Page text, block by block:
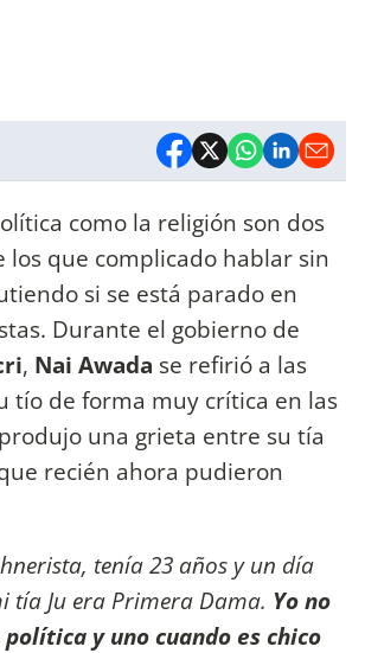
como la religión son dos
los que complicado hablar sin
si se está parado en
Durante el gobierno de
, Nai Awada se refirió a las
tío de forma muy crítica en las
una grieta entre su tía
recién ahora pudieron
tenía 23 años y un día
tía Ju era Primera Dama. Yo no
y uno cuando es chico